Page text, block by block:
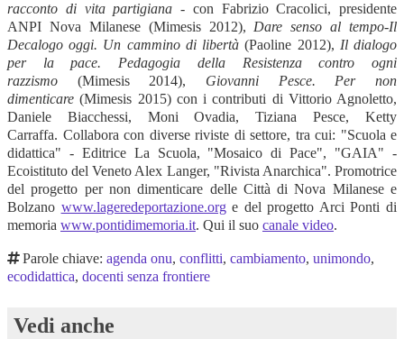
racconto di vita partigiana - con Fabrizio Cracolici, presidente
ANPI Nova Milanese (Mimesis 2012), Dare senso al tempo-Il
Decalogo oggi. Un cammino di libertà (Paoline 2012), Il dialogo
per la pace. Pedagogia della Resistenza contro ogni
razzismo (Mimesis 2014), Giovanni Pesce. Per non
dimenticare (Mimesis 2015) con i contributi di Vittorio Agnoletto,
Daniele Biacchessi, Moni Ovadia, Tiziana Pesce, Ketty
Carraffa. Collabora con diverse riviste di settore, tra cui: "Scuola e
didattica" - Editrice La Scuola, "Mosaico di Pace", "GAIA" -
Ecoistituto del Veneto Alex Langer, "Rivista Anarchica". Promotrice
del progetto per non dimenticare delle Città di Nova Milanese e
Bolzano www.lageredeportazione.orge del progetto Arci Ponti di
memoria www.pontidimemoria.it. Qui il suo canale video.
Parole chiave:agenda onu,conflitti,cambiamento,unimondo,
ecodidattica, docenti senza frontiere
Vedi anche